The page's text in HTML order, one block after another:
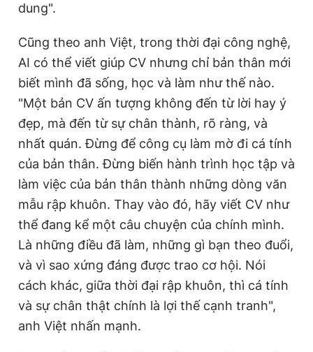
dung".
Cũng theo anh Việt, trong thời đại công nghệ,
AI có thể viết giúp CV nhưng chỉ bản thân mới
biết mình đã sống, học và làm như thế nào.
"Một bản CV ấn tượng không đến từ lời hay ý
đẹp, mà đến từ sự chân thành, rõ ràng, và
nhất quán. Đừng để công cụ làm mờ đi cá tính
của bản thân. Đừng biến hành trình học tập và
làm việc của bản thân thành những dòng văn
mẫu rập khuôn. Thay vào đó, hãy viết CV như
thể đang kể một câu chuyện của chính mình.
Là những điều đã làm, những gì bạn theo đuổi,
và vì sao xứng đáng được trao cơ hội. Nói
cách khác, giữa thời đại rập khuôn, thì cá tính
và sự chân thật chính là lợi thế cạnh tranh",
anh Việt nhấn mạnh.